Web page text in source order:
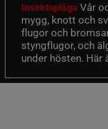
Insektsplåga Vår
mygg, knott och
flugor och
styngflugor, och
under hösten. Här